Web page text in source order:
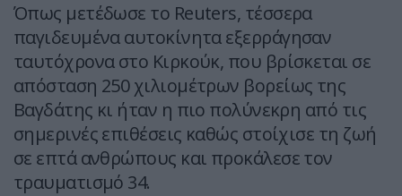
Όπως μετέδωσε το Reuters, τέσσερα
παγιδευμένα αυτοκίνητα εξερράγησαν
ταυτόχρονα στο Κιρκούκ, που βρίσκεται σε
απόσταση 250 χιλιομέτρων βορείως της
Βαγδάτης κι ήταν η πιο πολύνεκρη από τις
σημερινές επιθέσεις καθώς στοίχισε τη ζωή
σε επτά ανθρώπους και προκάλεσε τον
τραυματισμό 34.